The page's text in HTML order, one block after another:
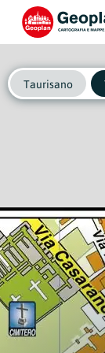
Taurisano